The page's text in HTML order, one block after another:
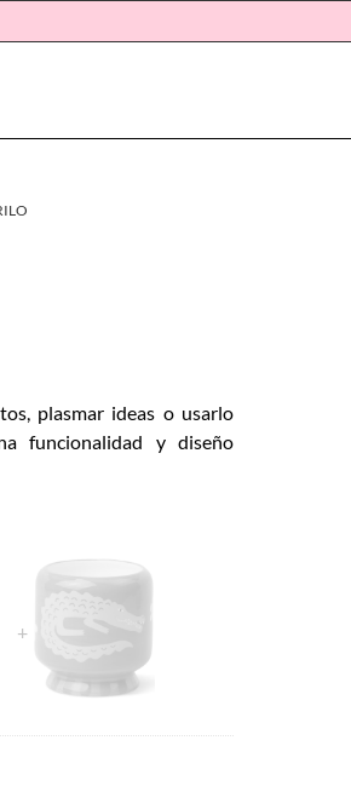
plasmar ideas o usarlo
funcionalidad y diseño